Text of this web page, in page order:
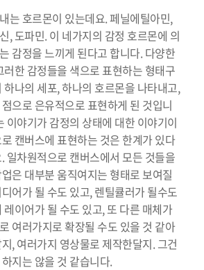
는 호르몬이 있는데요.페닐에틸아민,
, 도파민. 이 네가지의 감정 호르몬에 의
감정을 느끼게 된다고 합니다. 다양한
러한 감정들을 색으로 표현하는 형태구
나의 세포, 하나의 호르몬을 나타내고,
으로 은유적으로 표현하게 된 것입니
이야기가 감정의 상태에 대한 이야기이
캔버스에 표현하는 것은 한계가 있다
일차원적으로 캔버스에서 모든 것들을
은 대부분 움직여지는 형태로 보여질
어가 될 수도 있고, 렌틸큘러가 될수도
이어가 될 수도 있고, 또 다른 매체가
여러가지로 확장될 수도 있을 것 같아
, 여러가지 영상물로 제작한달지. 그건
지는 않을 것 같습니다.